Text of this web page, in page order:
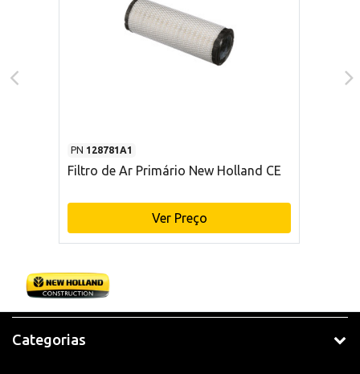
PN 128781A1
Filtro de Ar Primário New Holland CE
Ver Preço
Categorias